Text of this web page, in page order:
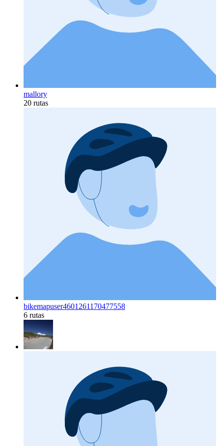
mallory
20 rutas
bikemapuser4601261170477558
6 rutas